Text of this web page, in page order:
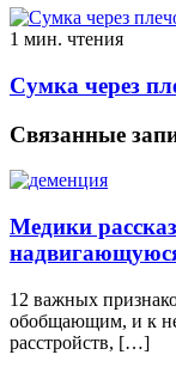
1 мин. чтения
Сумка через
Связанные
Медики
12 важных
обобщающим, и к
расстройств, […]